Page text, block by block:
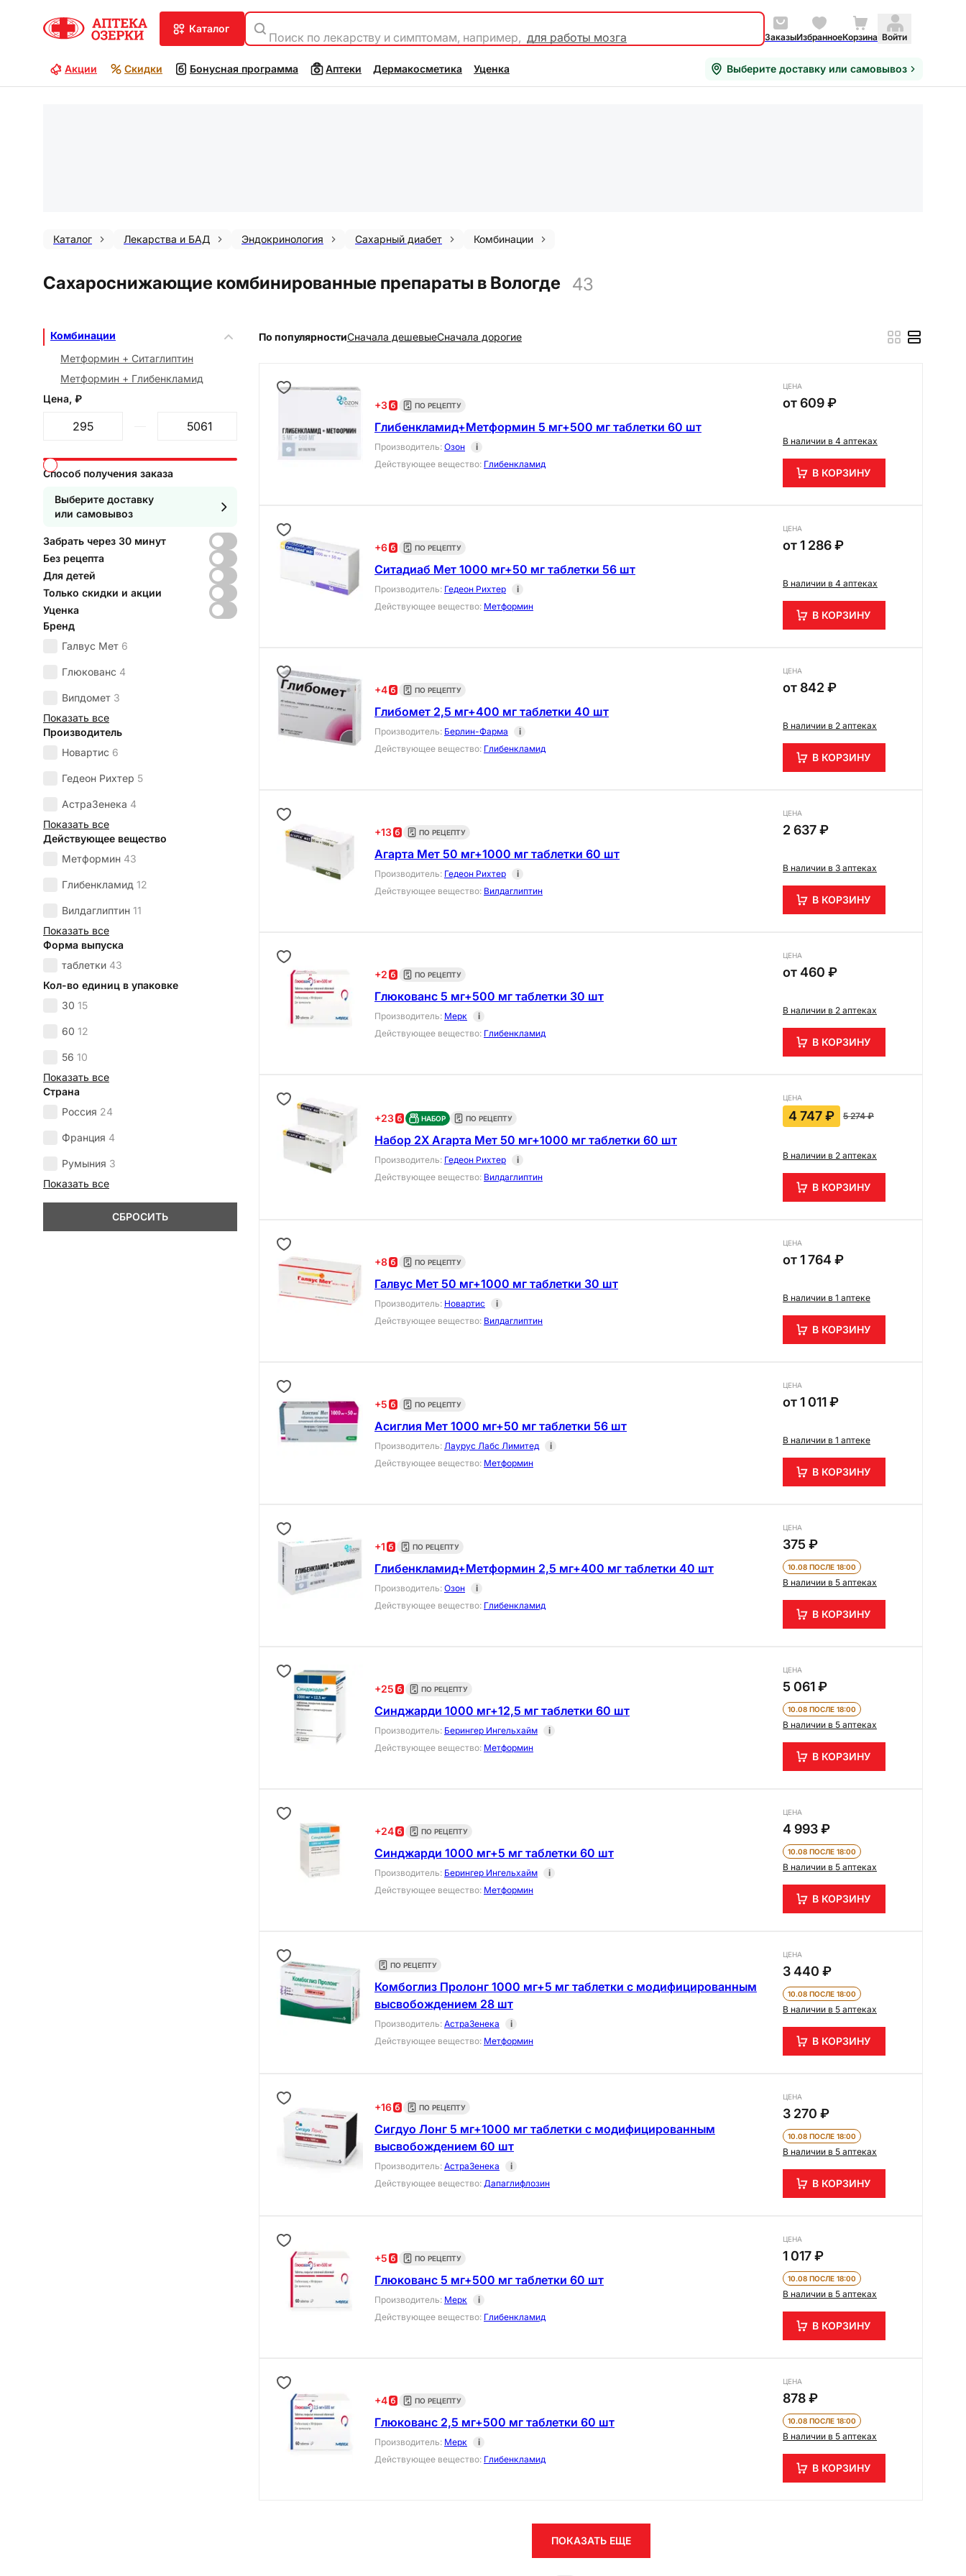
каталог
Поиск по лекарству и симптомам, например, для работы мозга ЗаказыИзбранноеКорзина Войти
Акции Скидки Бонусная программа Аптеки Дермакосметика Уценка Выберите доставку или самовывоз
Каталог Лекарства и БАД Эндокринология Сахарный диабет Комбинации
Сахароснижающие комбинированные препараты в Вологде 43
Комбинации
Метформин + Ситаглиптин
Метформин + Глибенкламид
Цена, ₽
Способ получения заказа
Выберите доставку
или самовывоз
Забрать через 30 минут
Без рецепта
Для детей
Только скидки и акции
Уценка
Бренд
Галвус Мет 6
Глюкованс 4
Випдомет 3
Показать все
Производитель
Новартис 6
Гедеон Рихтер 5
АстраЗенека 4
Показать все
Действующее вещество
Метформин 43
Глибенкламид 12
Вилдаглиптин 11
Показать все
Форма выпуска
таблетки 43
Кол-во единиц в упаковке
30 15
60 12
56 10
Показать все
Страна
Россия 24
Франция 4
Румыния 3
Показать все
СБРОСИТЬ
По популярностиCначала дешевыеCначала дорогие
+3 ПО РЕЦЕПТУ
Глибенкламид+Метформин 5 мг+500 мг таблетки 60 шт
Производитель: Озон
i
Действующее вещество: Глибенкламид
ЦЕНА
от609 ₽
В наличии в 4 аптеках
В КОРЗИНУ
+6 ПО РЕЦЕПТУ
Ситадиаб Мет 1000 мг+50 мг таблетки 56 шт
Производитель: Гедеон Рихтер
i
Действующее вещество: Метформин
ЦЕНА
от1 286 ₽
В наличии в 4 аптеках
В КОРЗИНУ
+4 ПО РЕЦЕПТУ
Глибомет 2,5 мг+400 мг таблетки 40 шт
Производитель: Берлин-Фарма
i
Действующее вещество: Глибенкламид
ЦЕНА
от842 ₽
В наличии в 2 аптеках
В КОРЗИНУ
+13 ПО РЕЦЕПТУ
Агарта Мет 50 мг+1000 мг таблетки 60 шт
Производитель: Гедеон Рихтер
i
Действующее вещество: Вилдаглиптин
ЦЕНА
2 637 ₽
В наличии в 3 аптеках
В КОРЗИНУ
+2 ПО РЕЦЕПТУ
Глюкованс 5 мг+500 мг таблетки 30 шт
Производитель: Мерк
i
Действующее вещество: Глибенкламид
ЦЕНА
от460 ₽
В наличии в 2 аптеках
В КОРЗИНУ
+23 НАБОР ПО РЕЦЕПТУ
Набор 2Х Агарта Мет 50 мг+1000 мг таблетки 60 шт
Производитель: Гедеон Рихтер
i
Действующее вещество: Вилдаглиптин
ЦЕНА
4 747 ₽ 5 274 ₽
В наличии в 2 аптеках
В КОРЗИНУ
+8 ПО РЕЦЕПТУ
Галвус Мет 50 мг+1000 мг таблетки 30 шт
Производитель: Новартис
i
Действующее вещество: Вилдаглиптин
ЦЕНА
от1 764 ₽
В наличии в 1 аптеке
В КОРЗИНУ
+5 ПО РЕЦЕПТУ
Асиглия Мет 1000 мг+50 мг таблетки 56 шт
Производитель: Лаурус Лабс Лимитед
i
Действующее вещество: Метформин
ЦЕНА
от1 011 ₽
В наличии в 1 аптеке
В КОРЗИНУ
+1 ПО РЕЦЕПТУ
Глибенкламид+Метформин 2,5 мг+400 мг таблетки 40 шт
Производитель: Озон
i
Действующее вещество: Глибенкламид
ЦЕНА
375 ₽
10.08 ПОСЛЕ 18:00
В наличии в 5 аптеках
В КОРЗИНУ
+25 ПО РЕЦЕПТУ
Синджарди 1000 мг+12,5 мг таблетки 60 шт
Производитель: Берингер Ингельхайм
i
Действующее вещество: Метформин
ЦЕНА
5 061 ₽
10.08 ПОСЛЕ 18:00
В наличии в 5 аптеках
В КОРЗИНУ
+24 ПО РЕЦЕПТУ
Синджарди 1000 мг+5 мг таблетки 60 шт
Производитель: Берингер Ингельхайм
i
Действующее вещество: Метформин
ЦЕНА
4 993 ₽
10.08 ПОСЛЕ 18:00
В наличии в 5 аптеках
В КОРЗИНУ
ПО РЕЦЕПТУ
Комбоглиз Пролонг 1000 мг+5 мг таблетки с модифицированным
высвобождением 28 шт
Производитель: АстраЗенека
i
Действующее вещество: Метформин
ЦЕНА
3 440 ₽
10.08 ПОСЛЕ 18:00
В наличии в 5 аптеках
В КОРЗИНУ
+16 ПО РЕЦЕПТУ
Сигдуо Лонг 5 мг+1000 мг таблетки с модифицированным
высвобождением 60 шт
Производитель: АстраЗенека
i
Действующее вещество: Дапаглифлозин
ЦЕНА
3 270 ₽
10.08 ПОСЛЕ 18:00
В наличии в 5 аптеках
В КОРЗИНУ
+5 ПО РЕЦЕПТУ
Глюкованс 5 мг+500 мг таблетки 60 шт
Производитель: Мерк
i
Действующее вещество: Глибенкламид
ЦЕНА
1 017 ₽
10.08 ПОСЛЕ 18:00
В наличии в 5 аптеках
В КОРЗИНУ
+4 ПО РЕЦЕПТУ
Глюкованс 2,5 мг+500 мг таблетки 60 шт
Производитель: Мерк
i
Действующее вещество: Глибенкламид
ЦЕНА
878 ₽
10.08 ПОСЛЕ 18:00
В наличии в 5 аптеках
В КОРЗИНУ
ПОКАЗАТЬ ЕЩЕ